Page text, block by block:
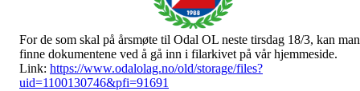
For de som skal på årsmøte til Odal OL neste tirsdag 18/3, kan man
finne dokumentene ved å gå inn i filarkivet på vår hjemmeside.
Link: https://www.odalolag.no/old/storage/files?
uid=1100130746&pfi=91691